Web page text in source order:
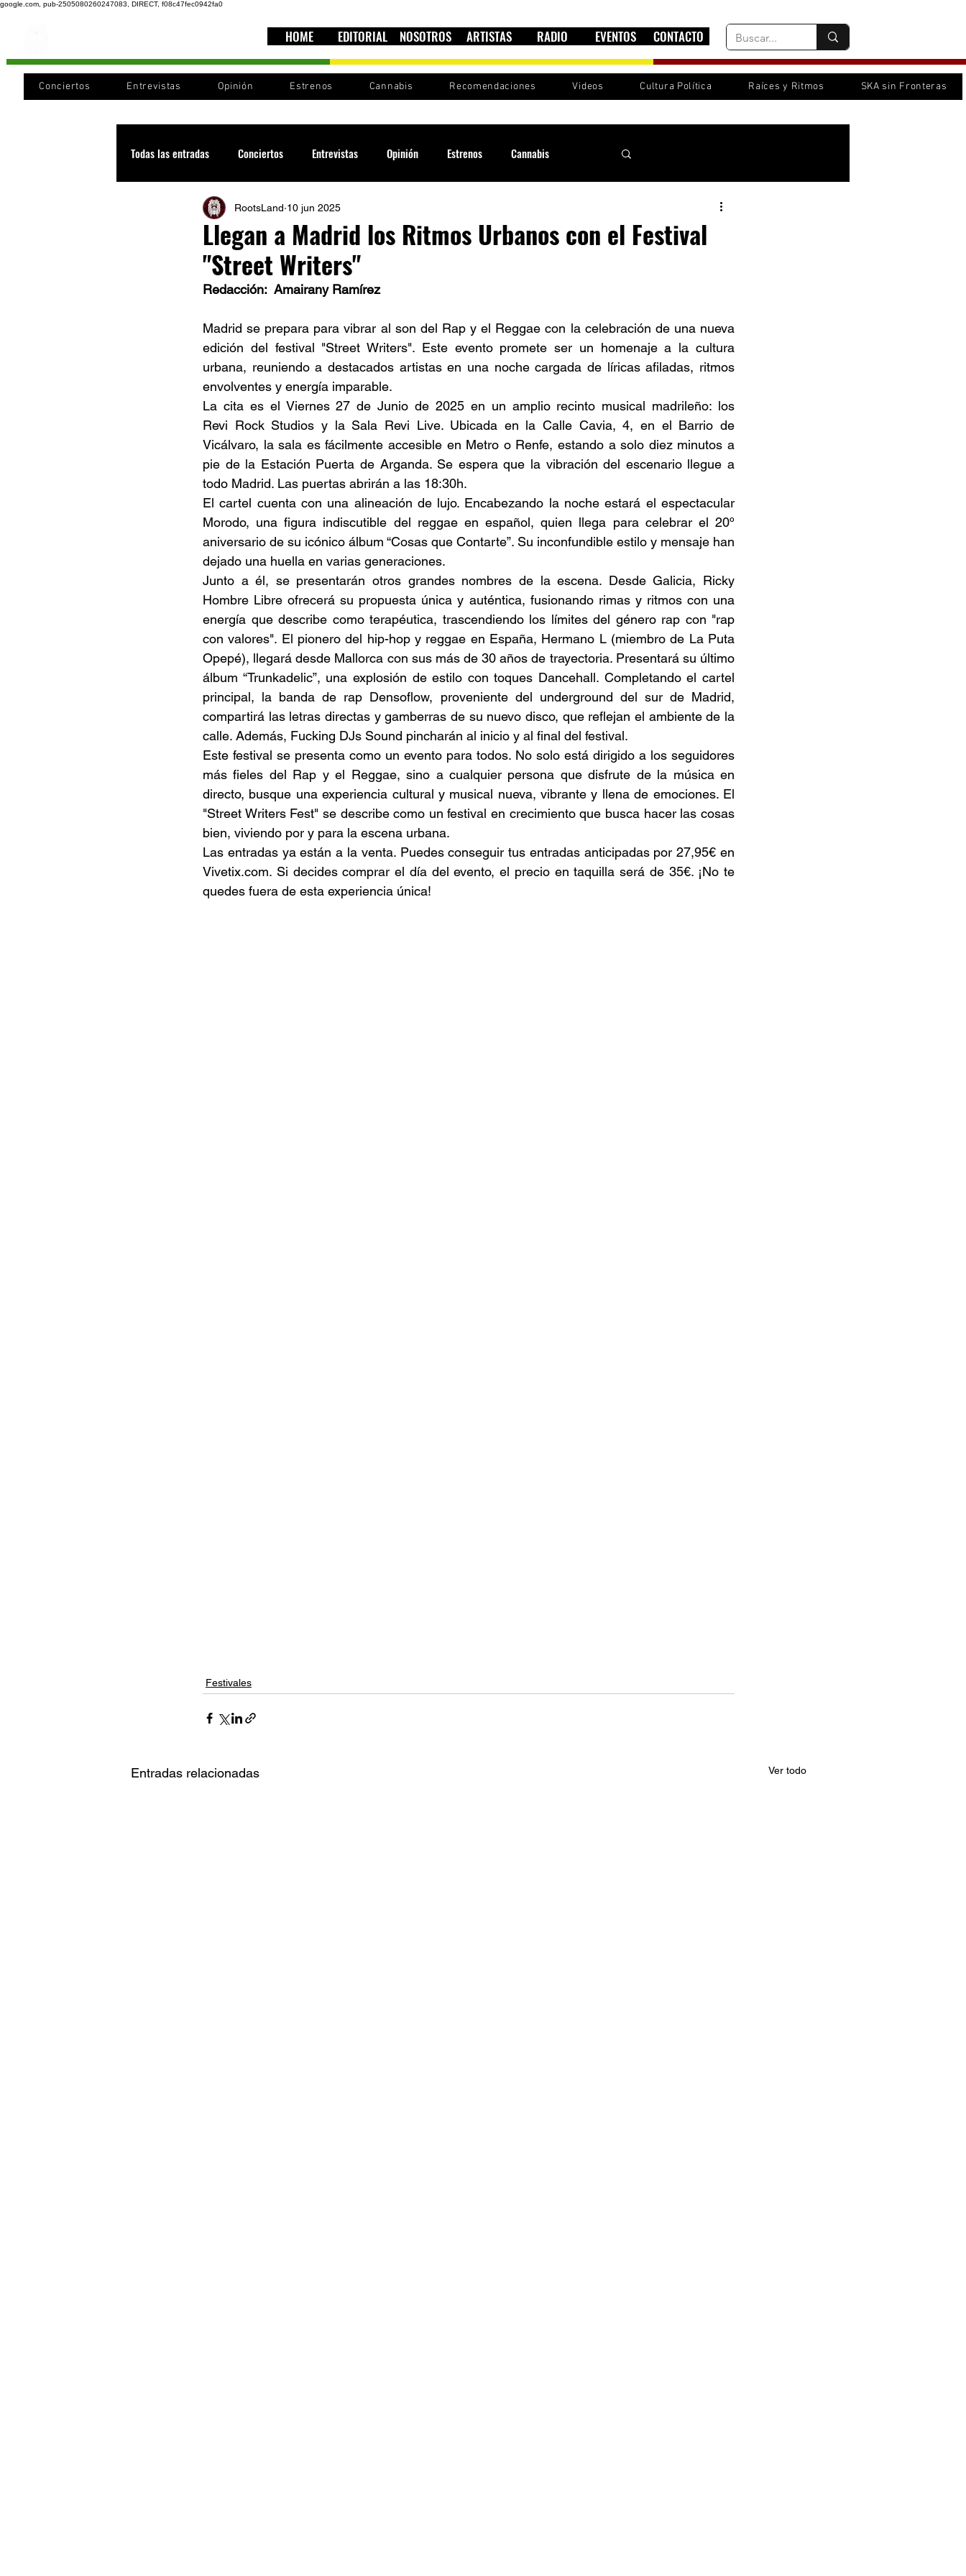
google.com, pub-2505080260247083, DIRECT, f08c47fec0942fa0
HOME EDITORIAL NOSOTROS ARTISTAS RADIO EVENTOS CONTACTO
Conciertos Entrevistas Opinión Estrenos Cannabis Recomendaciones Videos Cultura Política Raíces y Ritmos SKA sin Fronteras
Todas las entradas Conciertos Entrevistas Opinión Estrenos Cannabis
Recomendaciones Videos Cultura política
Cultura Cobertura Sound System
Documentales Podcast Rastafari Fuera del reggae ANCOP
Conociendo Reggae Columna del día Sorteos
Bandas emergentes cann raices
Llegan a Madrid los Ritmos Urbanos con el Festival
"Street Writers"
RootsLand 10 jun 2025
Redacción:  Amairany Ramírez
Madrid se prepara para vibrar al son del Rap y el Reggae con la celebración de una nueva
edición del festival "Street Writers". Este evento promete ser un homenaje a la cultura
urbana, reuniendo a destacados artistas en una noche cargada de líricas afiladas, ritmos
envolventes y energía imparable.
La cita es el Viernes 27 de Junio de 2025 en un amplio recinto musical madrileño: los
Revi Rock Studios y la Sala Revi Live. Ubicada en la Calle Cavia, 4, en el Barrio de
Vicálvaro, la sala es fácilmente accesible en Metro o Renfe, estando a solo diez minutos a
pie de la Estación Puerta de Arganda. Se espera que la vibración del escenario llegue a
todo Madrid. Las puertas abrirán a las 18:30h.
El cartel cuenta con una alineación de lujo. Encabezando la noche estará el espectacular
Morodo, una figura indiscutible del reggae en español, quien llega para celebrar el 20º
aniversario de su icónico álbum “Cosas que Contarte”. Su inconfundible estilo y mensaje han
dejado una huella en varias generaciones.
Junto a él, se presentarán otros grandes nombres de la escena. Desde Galicia, Ricky
Hombre Libre ofrecerá su propuesta única y auténtica, fusionando rimas y ritmos con una
energía que describe como terapéutica, trascendiendo los límites del género rap con "rap
con valores". El pionero del hip-hop y reggae en España, Hermano L (miembro de La Puta
Opepé), llegará desde Mallorca con sus más de 30 años de trayectoria. Presentará su último
álbum “Trunkadelic”, una explosión de estilo con toques Dancehall. Completando el cartel
principal, la banda de rap Densoflow, proveniente del underground del sur de Madrid,
compartirá las letras directas y gamberras de su nuevo disco, que reflejan el ambiente de la
calle. Además, Fucking DJs Sound pincharán al inicio y al final del festival.
Este festival se presenta como un evento para todos. No solo está dirigido a los seguidores
más fieles del Rap y el Reggae, sino a cualquier persona que disfrute de la música en
directo, busque una experiencia cultural y musical nueva, vibrante y llena de emociones. El
"Street Writers Fest" se describe como un festival en crecimiento que busca hacer las cosas
bien, viviendo por y para la escena urbana.
Vivetix.com. Si decides comprar el día del evento, el precio en taquilla será de 35€. ¡No te
quedes fuera de esta experiencia única!
Festivales
Entradas relacionadas Ver todo